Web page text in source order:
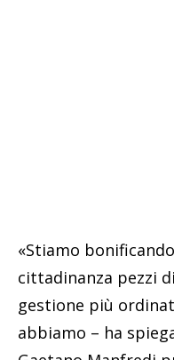
«Stiamo
cittadinanza pezzi
gestione più
abbiamo – ha